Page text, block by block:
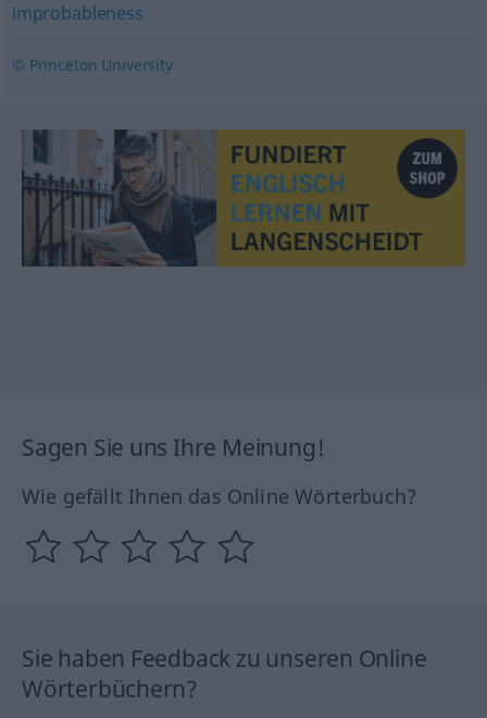
improbableness
© Princeton University
Sagen Sie uns Ihre Meinung!
Wie gefällt Ihnen das Online Wörterbuch?
Sie haben Feedback zu unseren Online
Wörterbüchern?